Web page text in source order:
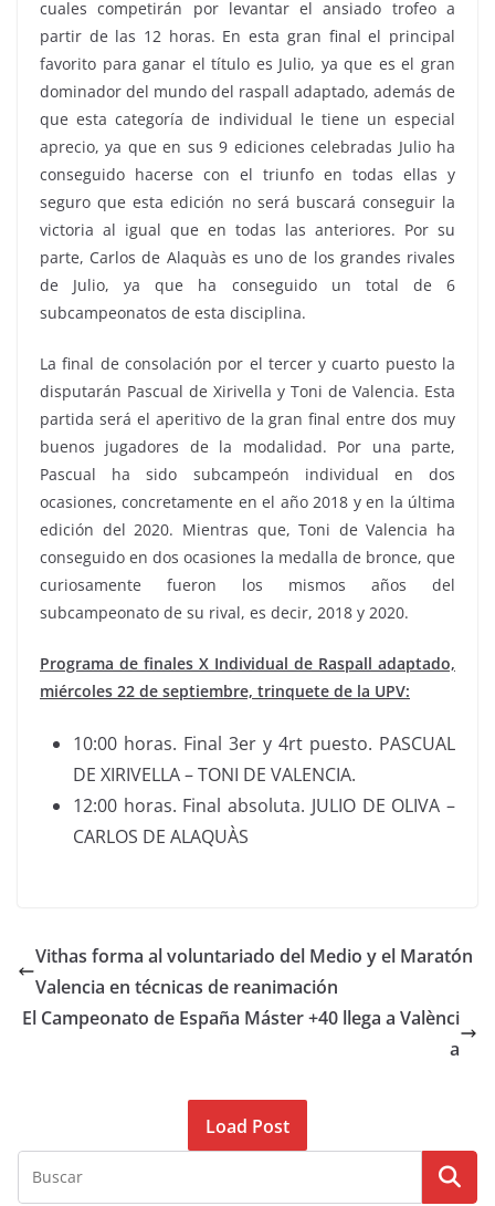
cuales competirán por levantar el ansiado trofeo a
partir de las 12 horas. En esta gran final el principal
favorito para ganar el título es Julio, ya que es el gran
dominador del mundo del raspall adaptado, además de
que esta categoría de individual le tiene un especial
aprecio, ya que en sus 9 ediciones celebradas Julio ha
conseguido hacerse con el triunfo en todas ellas y
seguro que esta edición no será buscará conseguir la
victoria al igual que en todas las anteriores. Por su
parte, Carlos de Alaquàs es uno de los grandes rivales
de Julio, ya que ha conseguido un total de 6
subcampeonatos de esta disciplina.
La final de consolación por el tercer y cuarto puesto la
disputarán Pascual de Xirivella y Toni de Valencia. Esta
partida será el aperitivo de la gran final entre dos muy
buenos jugadores de la modalidad. Por una parte,
Pascual ha sido subcampeón individual en dos
ocasiones, concretamente en el año 2018 y en la última
edición del 2020. Mientras que, Toni de Valencia ha
conseguido en dos ocasiones la medalla de bronce, que
curiosamente fueron los mismos años del
subcampeonato de su rival, es decir, 2018 y 2020.
Programa de finales X Individual de Raspall adaptado,
miércoles 22 de septiembre, trinquete de la UPV:
10:00 horas. Final 3er y 4rt puesto. PASCUAL
DE XIRIVELLA – TONI DE VALENCIA.
12:00 horas. Final absoluta. JULIO DE OLIVA –
CARLOS DE ALAQUÀS
Vithas forma al voluntariado del Medio y el Maratón
Valencia en técnicas de reanimación
El Campeonato de España Máster +40 llega a Valènci
a
Load Post